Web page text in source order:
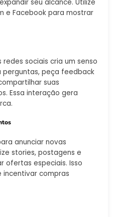
seu alcance. Utilize
e Facebook para mostrar
sociais cria um senso
perguntas, peça feedback
suas
Essa interação gera
anunciar novas
stories, postagens e
ofertas especiais. Isso
incentivar compras